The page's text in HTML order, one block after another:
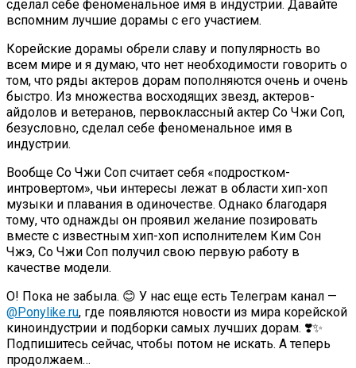
сделал себе феноменальное имя в индустрии. Давайте
вспомним лучшие дорамы с его участием.
Корейские дорамы обрели славу и популярность во
всем мире и я думаю, что нет необходимости говорить о
том, что ряды актеров дорам пополняются очень и очень
быстро. Из множества восходящих звезд, актеров-
айдолов и ветеранов, первоклассный актер Со Чжи Соп,
безусловно, сделал себе феноменальное имя в
индустрии.
Вообще Со Чжи Соп считает себя «подростком-
интровертом», чьи интересы лежат в области хип-хоп
музыки и плавания в одиночестве. Однако благодаря
тому, что однажды он проявил желание позировать
вместе с известным хип-хоп исполнителем Ким Сон
Чжэ, Со Чжи Соп получил свою первую работу в
качестве модели.
О! Пока не забыла. 😊 У нас еще есть Телеграм канал —
@Ponylike.ru, где появляются новости из мира корейской
киноиндустрии и подборки самых лучших дорам. ❣️✨
Подпишитесь сейчас, чтобы потом не искать. А теперь
продолжаем…